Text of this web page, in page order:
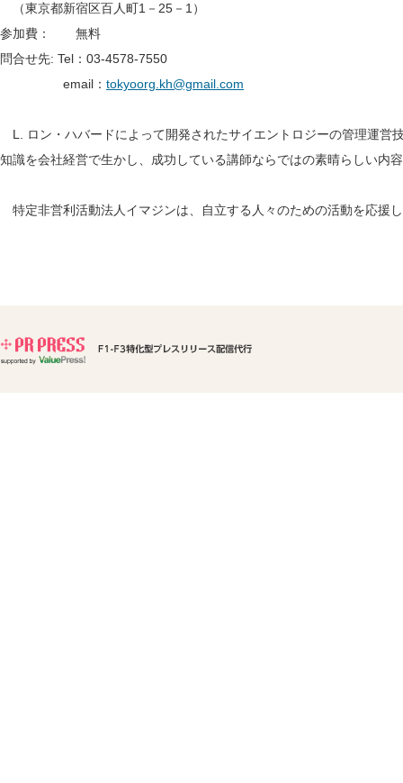
（東京都新宿区百人町1－25－1）
参加費： 無料
問合せ先: Tel：03-4578-7550
email： tokyoorg.kh@gmail.com
L. ロン・ハバードによって開発されたサイエントロジーの管理運営
知識を会社経営で生かし、成功している講師ならではの素晴らしい内
特定非営利活動法人イマジンは、自立する人々のための活動を応援